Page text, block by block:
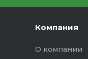
Компания
О компании